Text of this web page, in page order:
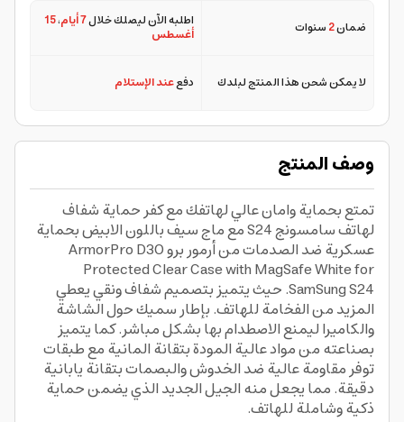
ضمان2سنوات اطلبه الآن ليصلك خلال7 أيام ،15
أغسطس
لا يمكن شحن هذا المنتج لبلدك دفععند الإستلام
وصف المنتج
تمتع بحماية وامان عالي لهاتفك مع كفر حماية شفاف
لهاتف سامسونج S24 مع ماج سيف باللون الابيض بحماية
عسكرية ضد الصدمات من أرمور برو ArmorPro D3O
Protected Clear Case with MagSafe White for
SamSung S24. حيث يتميز بتصميم شفاف ونقي يعطي
المزيد من الفخامة للهاتف. بإطار سميك حول الشاشة
والكاميرا ليمنع الاصطدام بها بشكل مباشر. كما يتميز
بصناعته من مواد عالية المودة بتقانة المانية مع طبقات
توفر مقاومة عالية ضد الخدوش والبصمات بتقانة يابانية
دقيقة. مما يجعل منه الجيل الجديد الذي يضمن حماية
ذكية وشاملة للهاتف.